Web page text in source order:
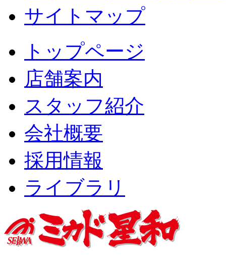
サイトマップ
トップページ
店舗案内
スタッフ紹介
会社概要
採用情報
ライブラリ